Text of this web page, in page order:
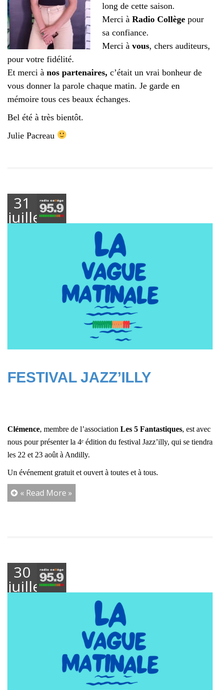
long de cette saison.
Merci à Radio Collège pour
sa confiance.
Merci à vous, chers auditeurs,
pour votre fidélité.
Et merci à nos partenaires, c’était un vrai bonheur de
vous donner la parole chaque matin. Je garde en
mémoire tous ces beaux échanges.
Bel été à très bientôt.
Julie Pacreau
31
juillet
FESTIVAL JAZZ’ILLY
Clémence, membre de l’association Les 5 Fantastiques, est avec
nous pour présenter la 4ᵉ édition du festival Jazz’illy, qui se tiendra
les 22 et 23 août à Andilly.
Un événement gratuit et ouvert à toutes et à tous.
« Read More »
30
juillet